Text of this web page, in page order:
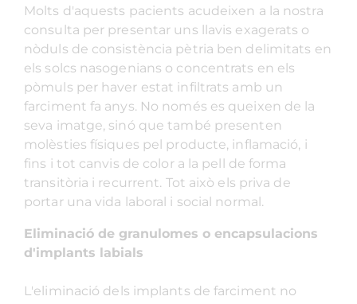
Molts d'aquests pacients acudeixen a la nostra
consulta per presentar uns llavis exagerats o
nòduls de consistència pètria ben delimitats en
els solcs nasogenians o concentrats en els
pòmuls per haver estat infiltrats amb un
farciment fa anys. No només es queixen de la
seva imatge, sinó que també presenten
molèsties físiques pel producte, inflamació, i
fins i tot canvis de color a la pell de forma
transitòria i recurrent. Tot això els priva de
portar una vida laboral i social normal.
Eliminació de granulomes o encapsulacions
d'implants labials
L'eliminació dels implants de farciment no